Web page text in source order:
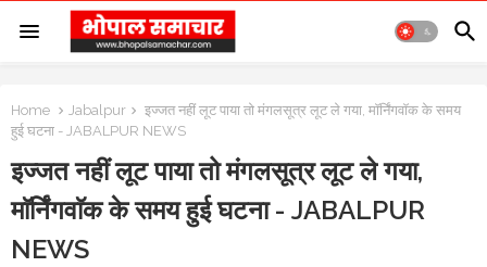
Home Jabalpur
इज्जत नहीं लूट पाया तो मंगलसूत्र लूट ले गया, माॅर्निंगवाॅक के समय
हुई घटना - JABALPUR NEWS
इज्जत नहीं लूट पाया तो मंगलसूत्र लूट ले गया,
माॅर्निंगवाॅक के समय हुई घटना - JABALPUR
NEWS